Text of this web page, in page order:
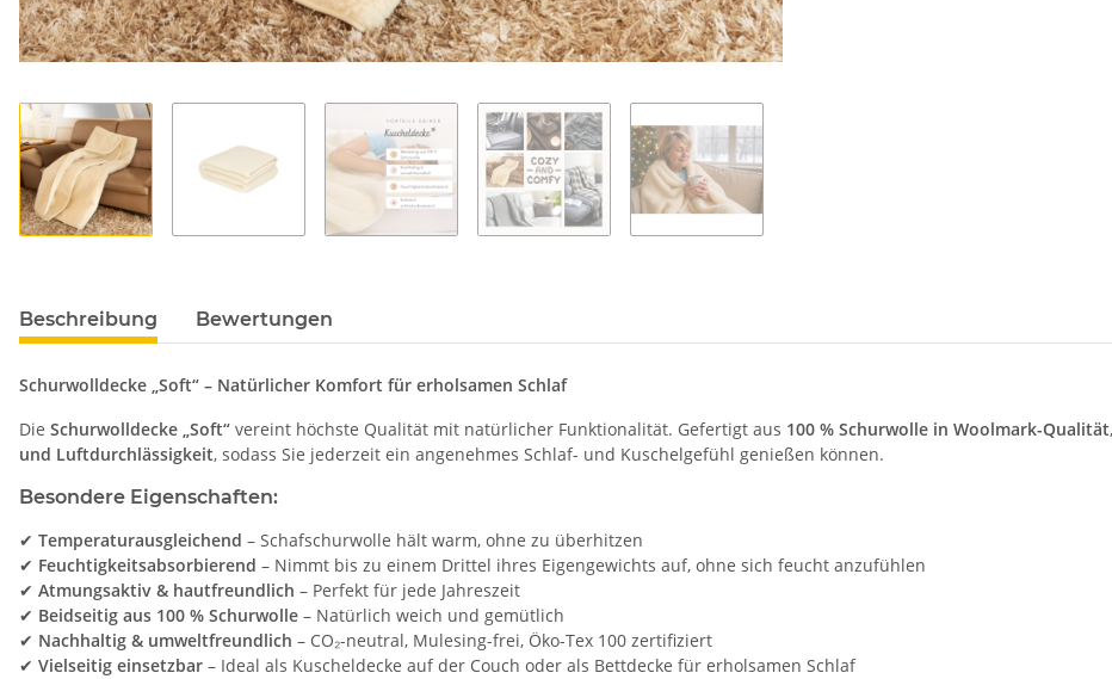
Beschreibung Bewertungen
Schurwolldecke „Soft“ – Natürlicher Komfort für erholsamen Schlaf
Die Schurwolldecke „Soft“ vereint höchste Qualität mit natürlicher Funktionalität. Gefertigt aus 100 % Schurwolle in Woolmark-Qualität
und Luftdurchlässigkeit, sodass Sie jederzeit ein angenehmes Schlaf- und Kuschelgefühl genießen können.
Besondere Eigenschaften:
✔ Temperaturausgleichend – Schafschurwolle hält warm, ohne zu überhitzen
✔ Feuchtigkeitsabsorbierend – Nimmt bis zu einem Drittel ihres Eigengewichts auf, ohne sich feucht anzufühlen
✔ Atmungsaktiv & hautfreundlich – Perfekt für jede Jahreszeit
✔ Beidseitig aus 100 % Schurwolle – Natürlich weich und gemütlich
✔ Nachhaltig & umweltfreundlich – CO₂-neutral, Mulesing-frei, Öko-Tex 100 zertifiziert
✔ Vielseitig einsetzbar – Ideal als Kuscheldecke auf der Couch oder als Bettdecke für erholsamen Schlaf